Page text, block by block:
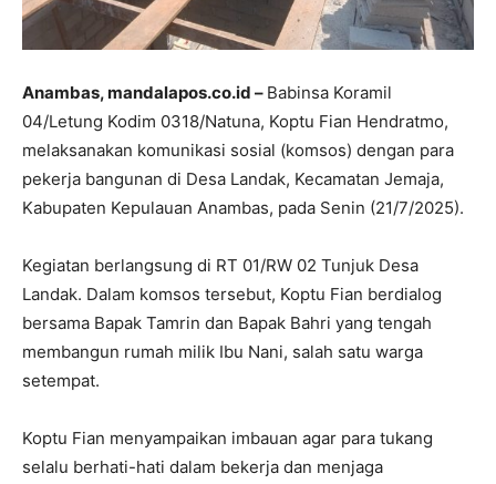
Anambas, mandalapos.co.id – Babinsa Koramil
04/Letung Kodim 0318/Natuna, Koptu Fian Hendratmo,
melaksanakan komunikasi sosial (komsos) dengan para
pekerja bangunan di Desa Landak, Kecamatan Jemaja,
Kabupaten Kepulauan Anambas, pada Senin (21/7/2025).
Kegiatan berlangsung di RT 01/RW 02 Tunjuk Desa
Landak. Dalam komsos tersebut, Koptu Fian berdialog
bersama Bapak Tamrin dan Bapak Bahri yang tengah
membangun rumah milik Ibu Nani, salah satu warga
setempat.
Koptu Fian menyampaikan imbauan agar para tukang
selalu berhati-hati dalam bekerja dan menjaga